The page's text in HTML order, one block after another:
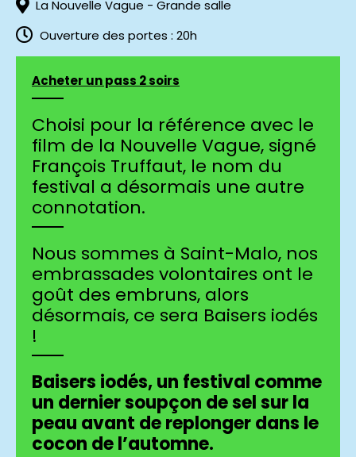
La Nouvelle Vague - Grande salle
Ouverture des portes : 20h
Acheter un pass 2 soirs
Choisi pour la référence avec le
film de la Nouvelle Vague, signé
François Truffaut, le nom du
festival a désormais une autre
connotation.
Nous sommes à Saint-Malo, nos
embrassades volontaires ont le
goût des embruns, alors
désormais, ce sera Baisers iodés
!
Baisers iodés, un festival comme
un dernier soupçon de sel sur la
peau avant de replonger dans le
cocon de l’automne.